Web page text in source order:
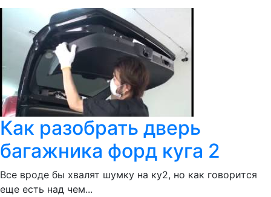
Как разобрать дверь
багажника форд куга 2
Все вроде бы хвалят шумку на ку2, но как говорится
еще есть над чем...